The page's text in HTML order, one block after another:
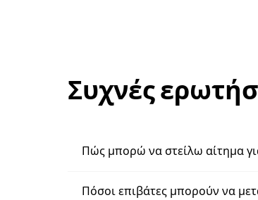
Συχνές
Πώς μπορώ να στείλω αίτημα
Πόσοι επιβάτες μπορούν να